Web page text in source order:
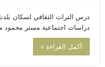
درس التراث الثقافي لسكان بلدنا
دراسات اجتماعية مستر محمود
أكمل القراءة »